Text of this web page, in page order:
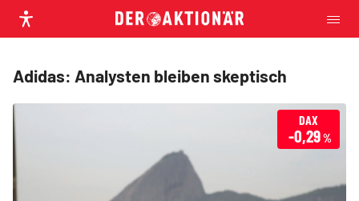
Adidas: Analysten bleiben skeptisch
DAX
-0,29%